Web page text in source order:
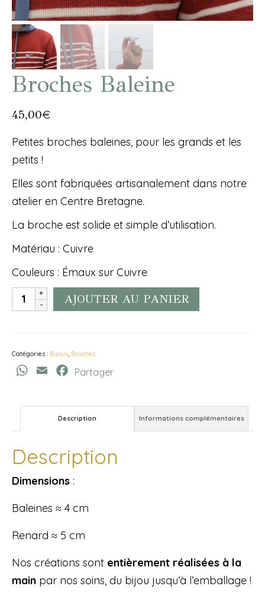
Broches Baleine
45,00€
Petites broches baleines, pour les grands et les
petits !
Elles sont fabriquées artisanalement dans notre
atelier en Centre Bretagne.
La broche est solide et simple d’utilisation.
Matériau : Cuivre
Couleurs : Émaux sur Cuivre
quantité
de
Baleine
AJOUTER AU PANIER
Catégories : Bijoux Broches
WhatsApp
Email Facebook
Partager
Description Informations complémentaires
Description
Dimensions :
Baleines ≈ 4 cm
Renard ≈ 5 cm
Nos créations sont entièrement réalisées à la
main par nos soins, du bijou jusqu’à l’emballage !